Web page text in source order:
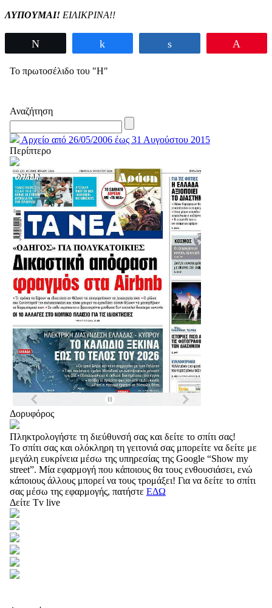
ΛΥΠOΥΜΑΙ! ΕΙΛΙΚΡΙΝΑ!!
Το πρωτοσέλιδο του "Η"
Αναζήτηση
Αρχείο από 26/05/2006 έως 31 Αυγούστου 2015
Περίπτερο
Δορυφόρος
Πληκτρολογήστε τη διεύθυνσή σας και δείτε το σπίτι σας!
Το σπίτι σας και ολόκληρη τη γειτονιά σας μπορείτε να δείτε με
μεγάλη ευκρίνεια μέσω της υπηρεσίας της Google “Show my
street”. Μία εφαρμογή που κάποιους θα τους ενθουσιάσει, ενώ
κάποιους άλλους μπορεί να τους τρομάξει! Για να δείτε το σπίτι
σας μέσω της εφαρμογής, πατήστε ΕΔΩ
Δείτε Tv live